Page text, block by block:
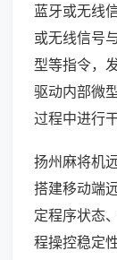
蓝牙或无线
或无线信号
型等指令，
驱动内部微
过程中进行
扬州麻将机
搭建移动端
定程序状态
程操控稳定性